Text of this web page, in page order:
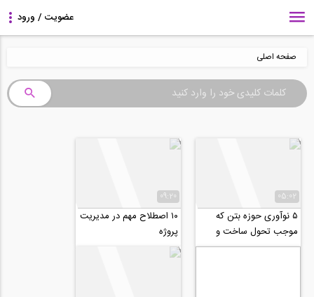
صفحه اصلی
05:02
۵ نوآوری حوزه بتن که
موجب تحول ساخت و
سازهای اینده می شوند
09:20
۱۰ اصطلاح مهم در مدیریت
پروژه